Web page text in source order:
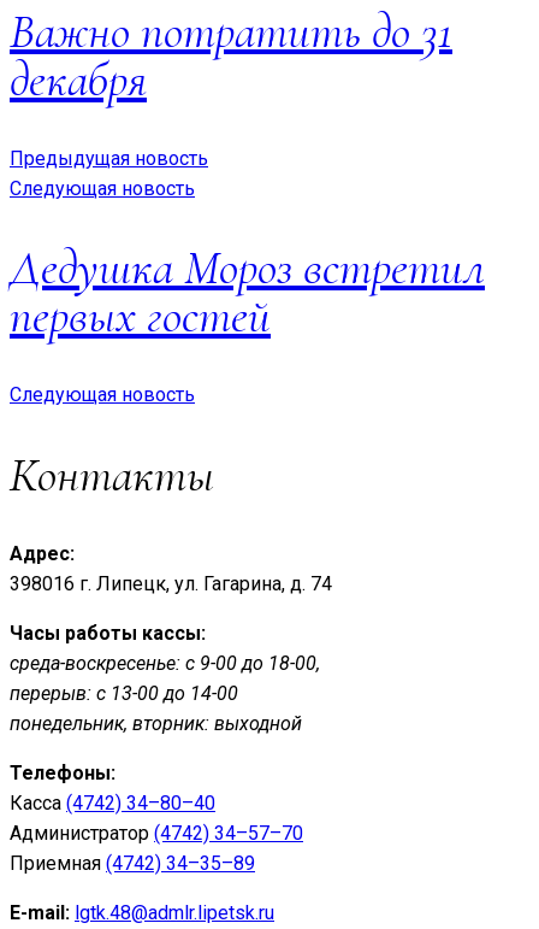
Важно потратить до 31
декабря
Предыдущая новость
Следующая новость
Дедушка Мороз встретил
первых гостей
Следующая новость
Контакты
Адрес:
398016 г. Липецк, ул. Гагарина, д. 74
Часы работы кассы:
среда-воскресенье: с 9-00 до 18-00,
перерыв: с 13-00 до 14-00
понедельник, вторник: выходной
Телефоны:
Касса (4742) 34–80–40
Администратор (4742) 34–57–70
Приемная (4742) 34–35–89
E-mail: lgtk.48@admlr.lipetsk.ru